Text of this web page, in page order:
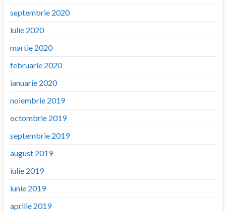
septembrie 2020
iulie 2020
martie 2020
februarie 2020
ianuarie 2020
noiembrie 2019
octombrie 2019
septembrie 2019
august 2019
iulie 2019
iunie 2019
aprilie 2019